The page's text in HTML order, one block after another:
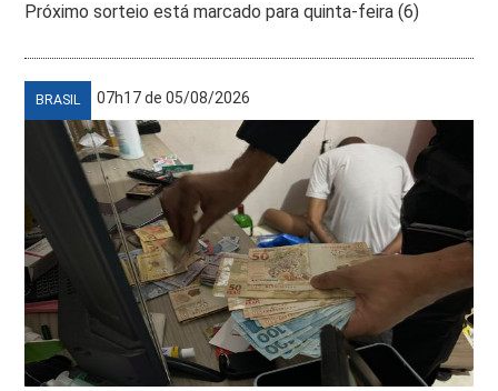
Próximo sorteio está marcado para quinta-feira (6)
BRASIL 07h17 de 05/08/2026